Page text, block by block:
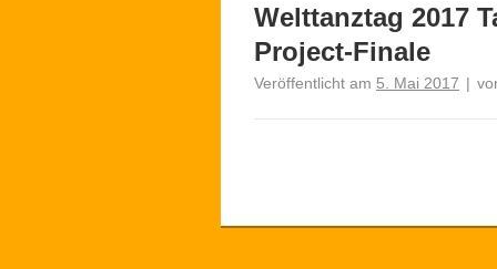
Welttanztag 2017
Project-Finale
Veröffentlicht am 5. Mai 2017 |